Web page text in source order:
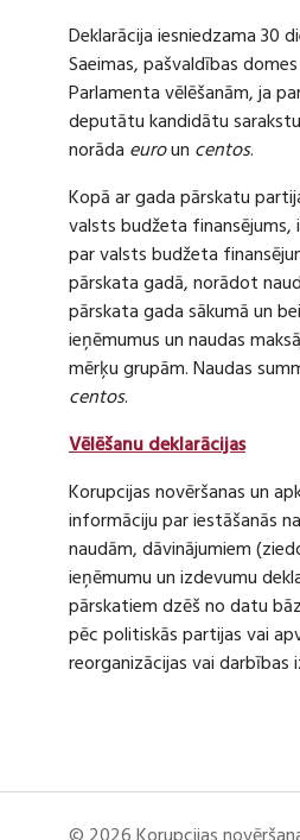
Deklarācija iesniedzama 30
Saeimas, pašvaldības
Parlamenta vēlēšanām, ja
deputātu kandidātu
norāda euroun centos.
Kopā ar gada pārskatu
valsts budžeta finansējums,
par valsts budžeta
pārskata gadā, norādot
pārskata gada sākumā un
ieņēmumus un naudas
mērķu grupām. Naudas
centos.
Vēlēšanu deklarācijas
Korupcijas novēršanas un
informāciju par iestāšanās
naudām, dāvinājumiem
ieņēmumu un izdevumu
pārskatiem dzēš no datu
pēc politiskās partijas vai
reorganizācijas vai darbības